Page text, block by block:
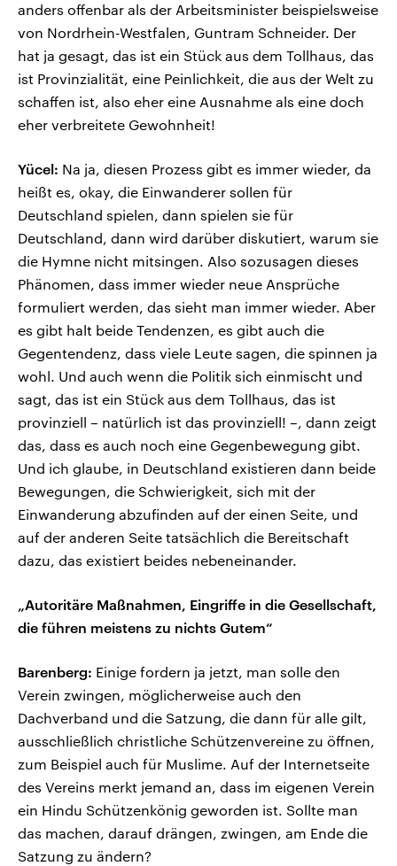
anders offenbar als der Arbeitsminister beispielsweise
von Nordrhein-Westfalen, Guntram Schneider. Der
hat ja gesagt, das ist ein Stück aus dem Tollhaus, das
ist Provinzialität, eine Peinlichkeit, die aus der Welt zu
schaffen ist, also eher eine Ausnahme als eine doch
eher verbreitete Gewohnheit!
Yücel: Na ja, diesen Prozess gibt es immer wieder, da
heißt es, okay, die Einwanderer sollen für
Deutschland spielen, dann spielen sie für
Deutschland, dann wird darüber diskutiert, warum sie
die Hymne nicht mitsingen. Also sozusagen dieses
Phänomen, dass immer wieder neue Ansprüche
formuliert werden, das sieht man immer wieder. Aber
es gibt halt beide Tendenzen, es gibt auch die
Gegentendenz, dass viele Leute sagen, die spinnen ja
wohl. Und auch wenn die Politik sich einmischt und
sagt, das ist ein Stück aus dem Tollhaus, das ist
provinziell – natürlich ist das provinziell! –, dann zeigt
das, dass es auch noch eine Gegenbewegung gibt.
Und ich glaube, in Deutschland existieren dann beide
Bewegungen, die Schwierigkeit, sich mit der
Einwanderung abzufinden auf der einen Seite, und
auf der anderen Seite tatsächlich die Bereitschaft
dazu, das existiert beides nebeneinander.
„Autoritäre Maßnahmen, Eingriffe in die Gesellschaft,
die führen meistens zu nichts Gutem“
Barenberg: Einige fordern ja jetzt, man solle den
Verein zwingen, möglicherweise auch den
Dachverband und die Satzung, die dann für alle gilt,
ausschließlich christliche Schützenvereine zu öffnen,
zum Beispiel auch für Muslime. Auf der Internetseite
des Vereins merkt jemand an, dass im eigenen Verein
ein Hindu Schützenkönig geworden ist. Sollte man
das machen, darauf drängen, zwingen, am Ende die
Satzung zu ändern?